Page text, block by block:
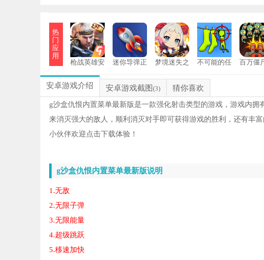
热
门
应
用
枪战英雄安
迷你导弹正
梦境迷失之
不可能的任
百万僵
安卓游戏介绍 安卓游戏截图 (3) 猜你喜欢
g沙盒仇恨内置菜单最新版是一款强化射击类型的游戏，游戏内
来消灭强大的敌人，顺利消灭对手即可获得游戏的胜利，还有丰
小伙伴欢迎点击下载体验！
g沙盒仇恨内置菜单最新版说明
1.无敌
2.无限子弹
3.无限能量
4.超级跳跃
5.移速加快